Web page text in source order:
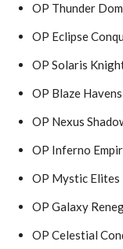
OP Thunder
OP Eclipse
OP Solaris
OP Blaze Havens
OP Nexus
OP Inferno
OP Mystic Elites
OP Galaxy
OP Celestial